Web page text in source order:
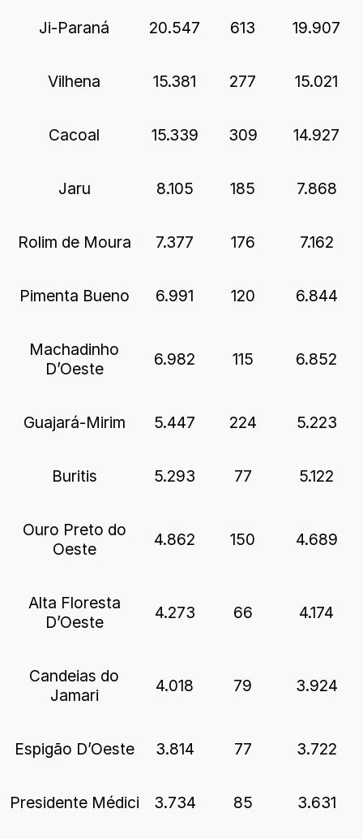
Ji-Paraná 20.547 613 19.907
Vilhena 15.381 277 15.021
Cacoal 15.339 309 14.927
Jaru 8.105 185 7.868
Rolim de Moura 7.377 176 7.162
Pimenta Bueno 6.991 120 6.844
Machadinho
D’Oeste
6.982 115 6.852
Guajará-Mirim 5.447 224 5.223
Buritis 5.293 77 5.122
Ouro Preto do
Oeste
4.862 150 4.689
Alta Floresta
D’Oeste
4.273 66 4.174
Candeias do
Jamari
4.018 79 3.924
Espigão D’Oeste 3.814 77 3.722
Presidente Médici 3.734 85 3.631